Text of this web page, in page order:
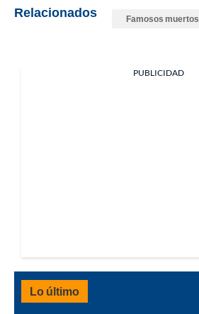
Relacionados Famosos muertos
PUBLICIDAD
Lo último